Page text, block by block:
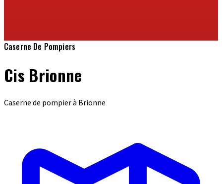
Caserne De Pompiers
Cis Brionne
Caserne de pompier à Brionne